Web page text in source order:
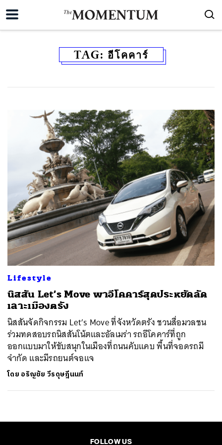
TAG: อีโคคาร์
Lifestyle
นิสสัน Let’s Move พาอีโคคาร์สุดประหยัดลัด
เลาะเมืองตรัง
นิสสันจัดกิจกรรม Let’s Move ที่จังหวัดตรัง ชวนสื่อมวลชน
ร่วมทดสอบรถนิสสันโน้ตและอัลเมร่า รถอีโคคาร์ที่ถูก
ออกแบบมาให้ขับสนุกในเมืองที่ถนนคับแคบ พื้นที่จอดรถมี
จำกัด และมีรถยนต์จอแจ
โดย อริญชัย วีรดุษฎีนนท์
FOLLOW US
ค้นหา
TWEET LINE EMAIL